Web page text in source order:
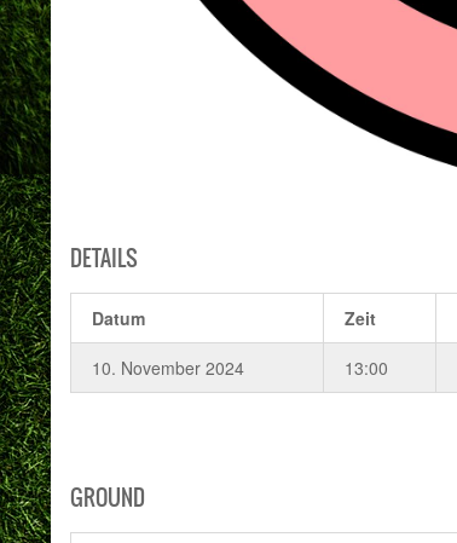
DETAILS
Datum Zeit
10. November 2024 13:00
GROUND